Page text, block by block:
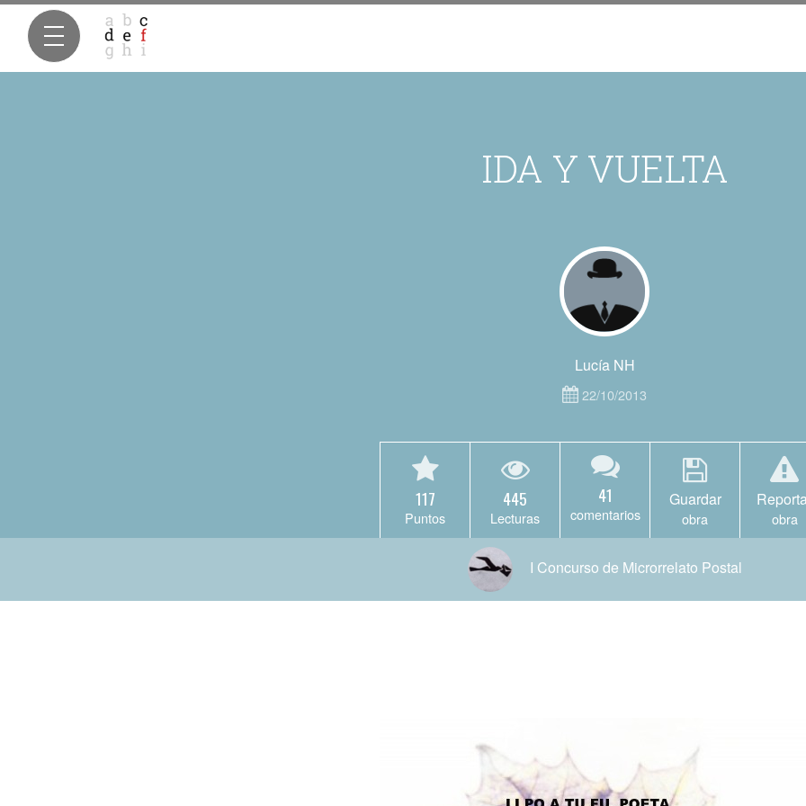
IDA Y VUELTA
Lucía NH
22/10/2013
117
Puntos
445
Lecturas
41
comentarios
Guardar
obra obra
I Concurso de Microrrelato Postal